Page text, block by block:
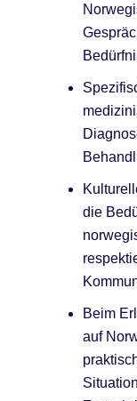
die
Beim
auf